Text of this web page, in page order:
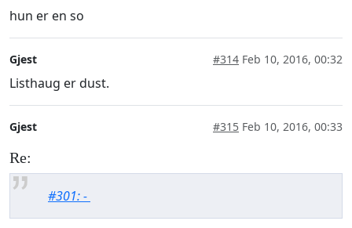
hun er en so
Gjest #314 Feb 10, 2016, 00:32
Listhaug er dust.
Gjest #315 Feb 10, 2016, 00:33
Re:
#301: -